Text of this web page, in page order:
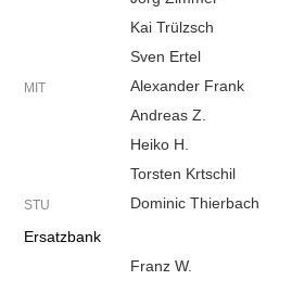
Kai Trülzsch
Sven Ertel
MIT
Alexander Frank
Andreas Z.
Heiko H.
Torsten Krtschil
STU
Dominic Thierbach
Ersatzbank
Franz W.